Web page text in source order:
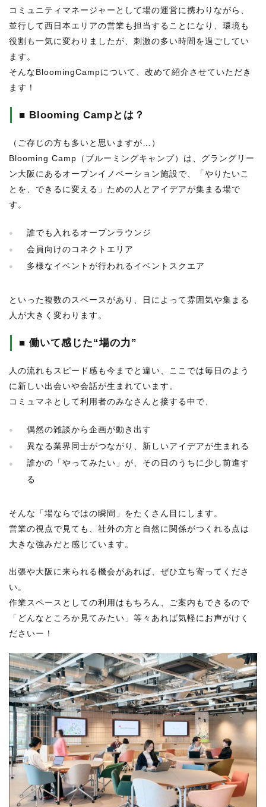
プライバシーポリシー
コミュニティマネージャーとして場の運営に携わりながら、
並行して西日本エリアの営業も担当することになり、環境も
役割も一気に変わりましたが、刺激の多い時間を過ごしてい
ます。
そんなBloomingCampについて、改めて紹介させていただき
ます！
■ Blooming Campとは？
（ご存じの方も多いと思いますが…）
Blooming Camp（ブルーミングキャンプ）は、グラングリー
ン大阪にあるオープンイノベーション施設で、「やりたいこ
とを、できるに変える」ための人とアイデアが集まる場で
す。
誰でも入れるオープンラウンジ
会員向けのコネクトエリア
多様なイベントが行われるイベントスクエア
といった複数のスペースがあり、日によって雰囲気や集まる
人が大きく変わります。
■ 働いて感じた“場の力”
人の流れもスピード感も今までと違い、ここでは毎日のよう
に新しい出会いや会話が生まれています。
コミュマネとして利用者のみなさんと接する中で、
偶然の雑談から企画が動き出す
異なる業界同士がつながり、新しいアイデアが生まれる
誰かの「やってみたい」が、その日のうちに少し前進す
る
そんな「場ならではの瞬間」をたくさん目にします。
営業の視点で見ても、社外の方と自然に関係がつくれる点は
大きな強みだと感じています。
出張や大阪に来られる機会があれば、ぜひ立ち寄ってくださ
い。
作業スペースとしての利用はもちろん、ご案内もできるので
「どんなところか見てみたい」等々あれば気軽にお声がけく
ださいー！